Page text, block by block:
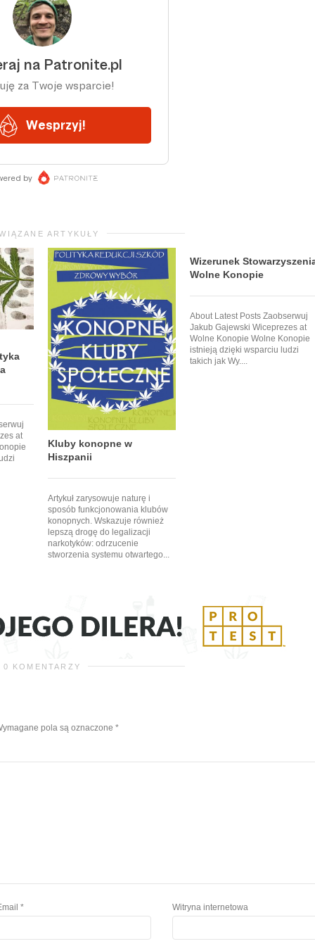
ARTYKUŁY
at
Kluby konopne w
Hiszpanii
Artykuł zarysowuje naturę i
sposób funkcjonowania klubów
konopnych. Wskazuje również
lepszą drogę do legalizacji
narkotyków: odrzucenie
stworzenia systemu otwartego...
Wizerunek
Wolne Konopie
About Latest Posts Zaobserwuj
Jakub Gajewski Wiceprezes at
Wolne Konopie Wolne Konopie
istnieją dzięki wsparciu ludzi
takich jak Wy....
0 KOMENTARZY
pola są oznaczone *
* Witryna internetowa